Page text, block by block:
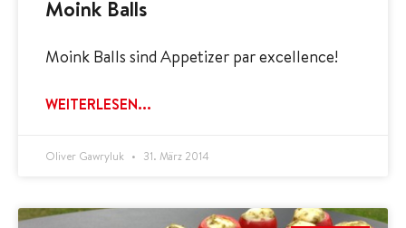
Moink Balls
Moink Balls sind Appetizer par ex­cel­lence!
WEITERLESEN...
Oliver Gawryluk 31. März 2014